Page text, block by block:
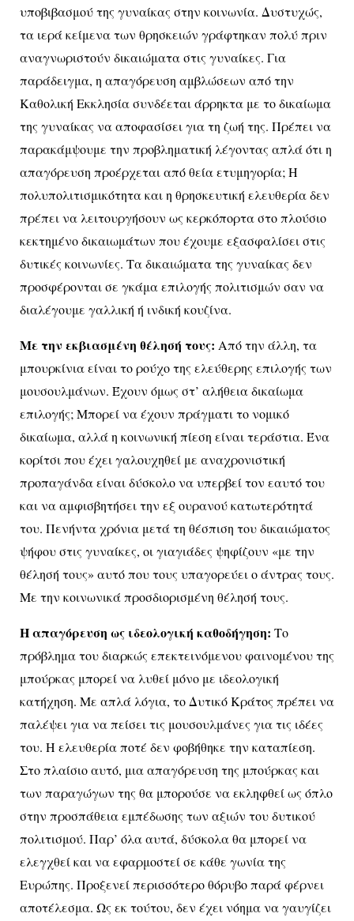
υποβιβασμού της γυναίκας στην κοινωνία. Δυστυχώς,
τα ιερά κείμενα των θρησκειών γράφτηκαν πολύ πριν
αναγνωριστούν δικαιώματα στις γυναίκες. Για
παράδειγμα, η απαγόρευση αμβλώσεων από την
Καθολική Εκκλησία συνδέεται άρρηκτα με το δικαίωμα
της γυναίκας να αποφασίσει για τη ζωή της. Πρέπει να
παρακάμψουμε την προβληματική λέγοντας απλά ότι η
απαγόρευση προέρχεται από θεία ετυμηγορία; Η
πολυπολιτισμικότητα και η θρησκευτική ελευθερία δεν
πρέπει να λειτουργήσουν ως κερκόπορτα στο πλούσιο
κεκτημένο δικαιωμάτων που έχουμε εξασφαλίσει στις
δυτικές κοινωνίες. Τα δικαιώματα της γυναίκας δεν
προσφέρονται σε γκάμα επιλογής πολιτισμών σαν να
διαλέγουμε γαλλική ή ινδική κουζίνα.
Με την εκβιασμένη θέλησή τους: Από την άλλη, τα
μπουρκίνια είναι το ρούχο της ελεύθερης επιλογής των
μουσουλμάνων. Έχουν όμως στ’ αλήθεια δικαίωμα
επιλογής; Μπορεί να έχουν πράγματι το νομικό
δικαίωμα, αλλά η κοινωνική πίεση είναι τεράστια. Ένα
κορίτσι που έχει γαλουχηθεί με αναχρονιστική
προπαγάνδα είναι δύσκολο να υπερβεί τον εαυτό του
και να αμφισβητήσει την εξ ουρανού κατωτερότητά
του. Πενήντα χρόνια μετά τη θέσπιση του δικαιώματος
ψήφου στις γυναίκες, οι γιαγιάδες ψηφίζουν «με την
θέλησή τους» αυτό που τους υπαγορεύει ο άντρας τους.
Με την κοινωνικά προσδιορισμένη θέλησή τους.
Η απαγόρευση ως ιδεολογική καθοδήγηση: Το
πρόβλημα του διαρκώς επεκτεινόμενου φαινομένου της
μπούρκας μπορεί να λυθεί μόνο με ιδεολογική
κατήχηση. Με απλά λόγια, το Δυτικό Κράτος πρέπει να
παλέψει για να πείσει τις μουσουλμάνες για τις ιδέες
του. Η ελευθερία ποτέ δεν φοβήθηκε την καταπίεση.
Στο πλαίσιο αυτό, μια απαγόρευση της μπούρκας και
των παραγώγων της θα μπορούσε να εκληφθεί ως όπλο
στην προσπάθεια εμπέδωσης των αξιών του δυτικού
πολιτισμού. Παρ’ όλα αυτά, δύσκολα θα μπορεί να
ελεγχθεί και να εφαρμοστεί σε κάθε γωνία της
Ευρώπης. Προξενεί περισσότερο θόρυβο παρά φέρνει
αποτέλεσμα. Ως εκ τούτου, δεν έχει νόημα να γαυγίζει